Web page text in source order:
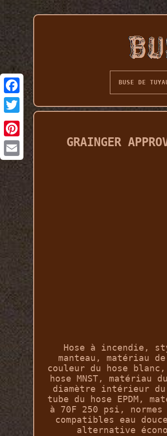
BUSE DE
GRAINGER
Hose à incendie,
manteau, matériau
couleur du hose
hose MNST, matériau
diamètre intérieur du
tube du hose EPDM,
à 70F 250 psi,
compatibles eau
alternative